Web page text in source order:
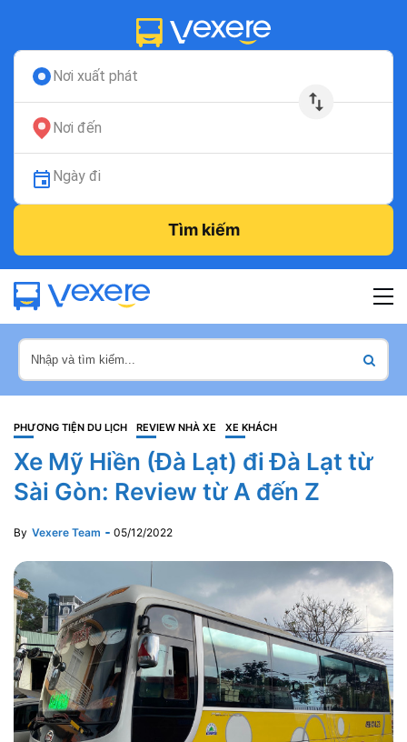
Nơi xuất phát
Nơi đến
Ngày đi
Tìm kiếm
PHƯƠNG TIỆN DU LỊCH REVIEW NHÀ XE XE KHÁCH
Xe Mỹ Hiền (Đà Lạt) đi Đà Lạt từ
Sài Gòn: Review từ A đến Z
By Vexere Team 05/12/2022